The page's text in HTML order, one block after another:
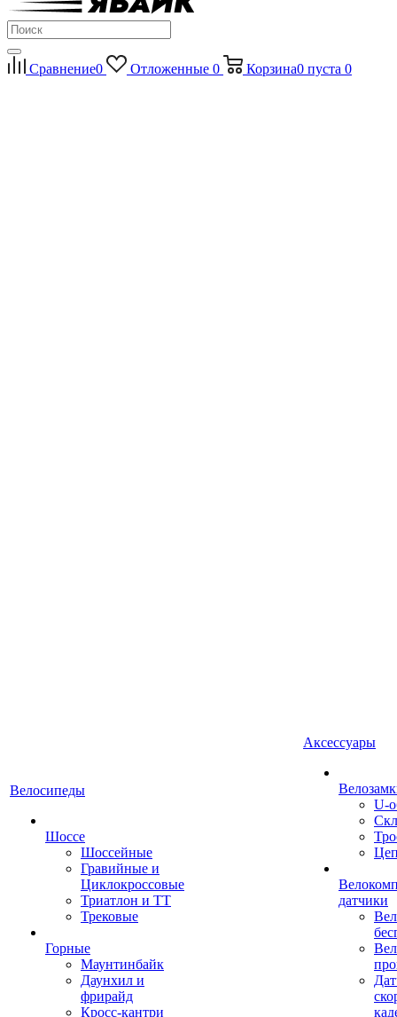
Сравнение0 Отложенные 0 Корзина0 пуста 0
Велосипеды
Шоссе
Шоссейные
Гравийные и
Циклокроссовые
Триатлон и ТТ
Трековые
Горные
Маунтинбайк
Даунхил и
фрирайд
Кросс-кантри
Аксессуары
U-
датчики